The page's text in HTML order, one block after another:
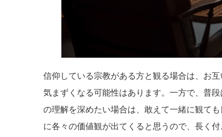
信仰している宗教がある方と観る場合は、お
気まずくなる可能性はあります。一方で、普
の理解を深めたい場合は、敢えて一緒に観て
に各々の価値観が出てくると思うので、長く